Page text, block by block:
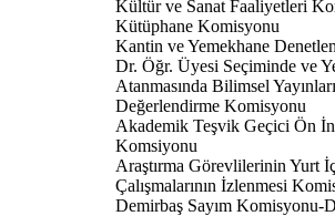
Kültür ve Sanat Faaliyetleri
Kütüphane Komisyonu
Kantin ve Yemekhane
Dr. Öğr. Üyesi Seçiminde ve
Atanmasında Bilimsel
Değerlendirme Komisyonu
Akademik Teşvik Geçici Ön
Komsiyonu
Araştırma Görevlilerinin Yurt
Çalışmalarının İzlenmesi
Demirbaş Sayım Komisyonu-